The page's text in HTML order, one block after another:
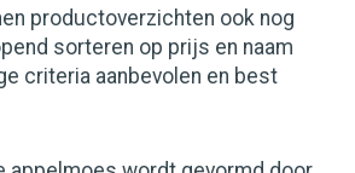
productoverzichten ook nog
sorteren op prijs en naam
criteria aanbevolen en best